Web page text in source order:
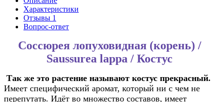
Характеристики
Отзывы 1
Вопрос-ответ
Соссюрея лопуховидная (корень) /
Saussurea lappa / Костус
Так же это растение называют костус прекрасный.
Имеет специфический аромат, который ни с чем не
перепутать. Идёт во множество составов, имеет